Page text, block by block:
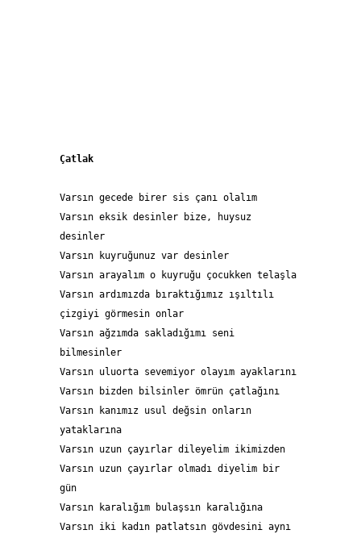
Çatlak
Varsın gecede birer sis çanı olalım
Varsın eksik desinler bize, huysuz
desinler
Varsın kuyruğunuz var desinler
Varsın arayalım o kuyruğu çocukken telaşla
Varsın ardımızda bıraktığımız ışıltılı
çizgiyi görmesin onlar
Varsın ağzımda sakladığımı seni
bilmesinler
Varsın uluorta sevemiyor olayım ayaklarını
Varsın bizden bilsinler ömrün çatlağını
Varsın kanımız usul değsin onların
yataklarına
Varsın uzun çayırlar dileyelim ikimizden
Varsın uzun çayırlar olmadı diyelim bir
gün
Varsın karalığım bulaşsın karalığına
Varsın iki kadın patlatsın gövdesini aynı